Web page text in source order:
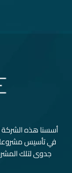
أسسنا هذه الشركة
في تأسيس
جدوى لتلك